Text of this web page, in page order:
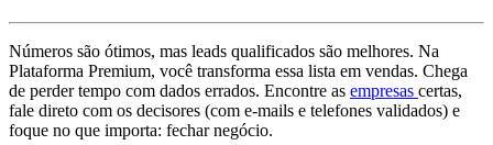
Números são ótimos, mas leads qualificados são melhores. Na
Plataforma Premium, você transforma essa lista em vendas. Chega
de perder tempo com dados errados. Encontre as empresas certas,
fale direto com os decisores (com e-mails e telefones validados) e
foque no que importa: fechar negócio.